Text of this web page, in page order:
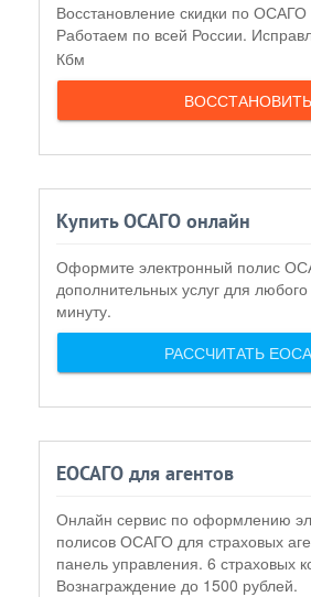
Восстановление скидки по
Работаем по всей России.
Кбм
ВОССТАНОВИТЬ
Купить ОСАГО онлайн
Оформите электронный полис
дополнительных услуг для
минуту.
РАССЧИТАТЬ
ЕОСАГО для агентов
Онлайн сервис по оформлению
полисов ОСАГО для страховых
панель управления. 6 страховых
Вознаграждение до 1500 рублей.